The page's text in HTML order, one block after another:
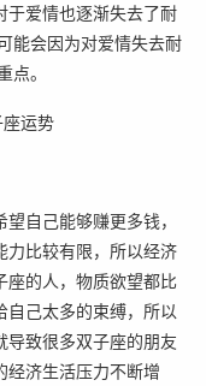
于爱情也逐渐失去了耐
能会因为对爱情失去耐
。
自己能够赚更多钱，
力比较有限，所以经济
座的人，物质欲望都比
自己太多的束缚，所以
导致很多双子座的朋友
经济生活压力不断增